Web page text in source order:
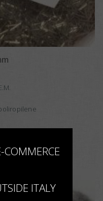
COMMERCE
ITALY